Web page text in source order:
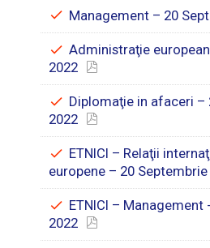
Management – 20
Administraţie
2022
Diplomaţie in afaceri –
2022
ETNICI – Relaţii
europene – 20
ETNICI – Management
2022